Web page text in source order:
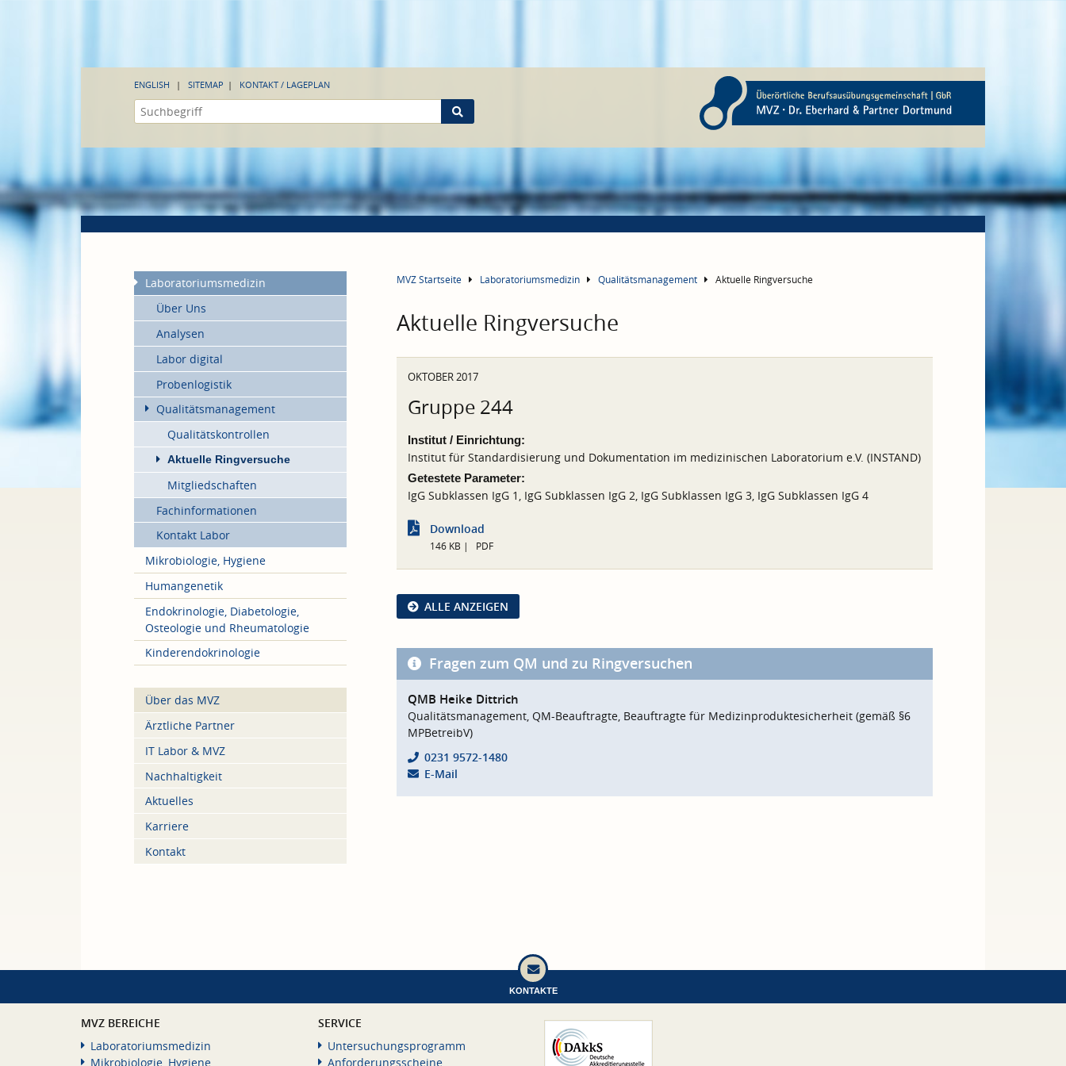
ENGLISH SITEMAP KONTAKT / LAGEPLAN
Laboratoriumsmedizin
Über Uns
Analysen
Labor digital
Probenlogistik
Qualitätsmanagement
Qualitätskontrollen
Aktuelle Ringversuche
Mitgliedschaften
Fachinformationen
Kontakt Labor
Mikrobiologie, Hygiene
Humangenetik
Endokrinologie, Diabetologie,
Osteologie und Rheumatologie
Kinderendokrinologie
Über das MVZ
Ärztliche Partner
IT Labor & MVZ
Nachhaltigkeit
Aktuelles
Karriere
Kontakt
MVZ Startseite Laboratoriumsmedizin Qualitätsmanagement Aktuelle Ringversuche
Aktuelle Ringversuche
OKTOBER 2017
Gruppe 244
Institut / Einrichtung:
Institut für Standardisierung und Dokumentation im medizinischen Laboratorium e.V. (INSTAND)
Getestete Parameter:
IgG Subklassen IgG 1, IgG Subklassen IgG 2, IgG Subklassen IgG 3, IgG Subklassen IgG 4
Download
146 KB PDF
ALLE ANZEIGEN
Fragen zum QM und zu Ringversuchen
QMB Heike Dittrich
Qualitätsmanagement, QM-Beauftragte, Beauftragte für Medizinproduktesicherheit (gemäß §6
MPBetreibV)
0231 9572-1480
E-Mail
KONTAKTE
MVZ BEREICHE
Laboratoriumsmedizin
Mikrobiologie, Hygiene
SERVICE
Untersuchungsprogramm
Anforderungsscheine